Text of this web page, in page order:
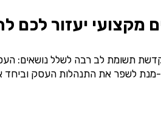
יעזור לכם
תשומת לב רבה לשלל נושאים:
לשפר את התנהלות העסק וביחד